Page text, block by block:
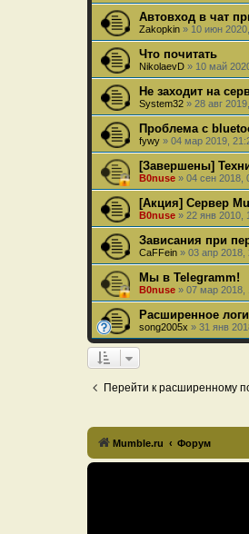
Автовход в чат
Zakopkin » 10 июн
Что почитать
NikolaevD » 10 май
Не заходит на
System32 » 28 авг
Проблема с
fywy » 04 мар 2019,
[Завершены]
B0nuse » 04 сен 2018,
[Акция] Сервер
B0nuse » 22 янв 2010,
Зависания при
CaFFein » 03 апр 2018,
Мы в Telegramm!
B0nuse » 07 мар 2018,
Расширенное
song2005x » 31 янв
Перейти к расширенному
Mumble.ru Форум